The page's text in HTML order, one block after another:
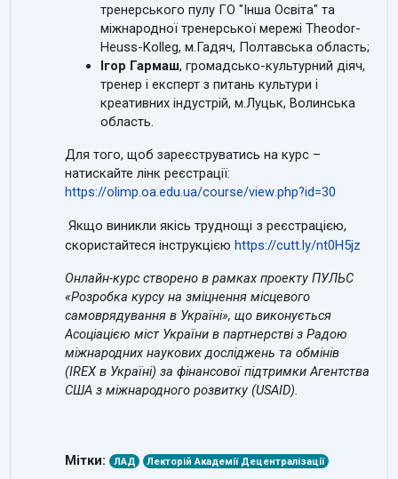
тренерського пулу ГО "Інша Освіта" та
міжнародної тренерської мережі Theodor-
Heuss-Kolleg, м.Гадяч, Полтавська область;
Ігор Гармаш, громадсько-культурний діяч,
тренер і експерт з питань культури і
креативних індустрій, м.Луцьк, Волинська
область.
Для того, щоб зареєструватись на курс –
натискайте лінк реєстрації:
https://olimp.oa.edu.ua/course/view.php?id=30
Якщо виникли якісь труднощі з реєстрацією,
скористайтеся інструкцієюhttps://cutt.ly/nt0H5jz
Онлайн-курс створено в рамках проекту ПУЛЬС
«Розробка курсу на зміцнення місцевого
самоврядування в Україні», що виконується
Асоціацією міст України в партнерстві з Радою
міжнародних наукових досліджень та обмінів
(IREXв Україні) за фінансової підтримки Агентства
США з міжнародного розвитку (USAID).
Мітки: ЛАД Лекторій Академії Децентралізації